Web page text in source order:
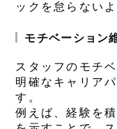
ックを怠らない
モチベーション
スタッフのモチ
明確なキャリア
す。
例えば、経験を